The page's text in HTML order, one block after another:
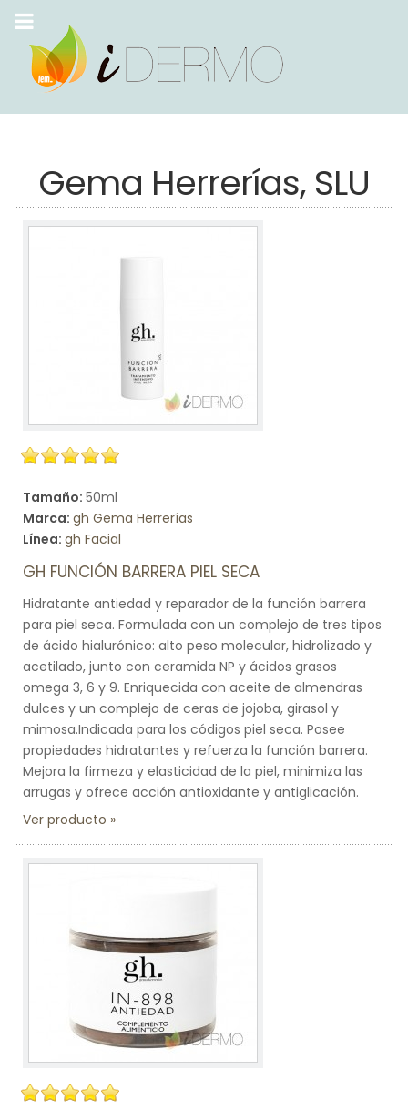
Gema Herrerías, SLU
Tamaño: 50ml
Marca: gh Gema Herrerías
Línea: gh Facial
GH FUNCIÓN BARRERA PIEL SECA
Hidratante antiedad y reparador de la función barrera
para piel seca. Formulada con un complejo de tres tipos
de ácido hialurónico: alto peso molecular, hidrolizado y
acetilado, junto con ceramida NP y ácidos grasos
omega 3, 6 y 9. Enriquecida con aceite de almendras
dulces y un complejo de ceras de jojoba, girasol y
mimosa.Indicada para los códigos piel seca. Posee
propiedades hidratantes y refuerza la función barrera.
Mejora la firmeza y elasticidad de la piel, minimiza las
arrugas y ofrece acción antioxidante y antiglicación.
Ver producto